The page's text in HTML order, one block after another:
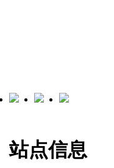
站点信息